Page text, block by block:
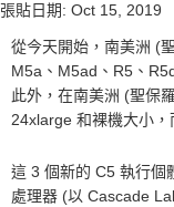
張貼日期: Oct 15, 2019
從今天開始，南美洲 (
M5a、M5ad、R5、
此外，在南美洲 (聖保
24xlarge 和裸機大小，
這 3 個新的 C5 執行個
處理器 (以 Cascade